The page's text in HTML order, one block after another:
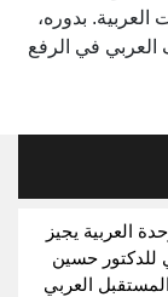
العربية. بدوره،
العربي في الرفع
العربية يجيز
للدكتور حسين
العربي